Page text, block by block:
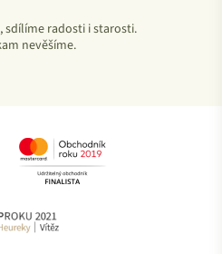
sdílíme radosti i starosti.
nevěšíme.